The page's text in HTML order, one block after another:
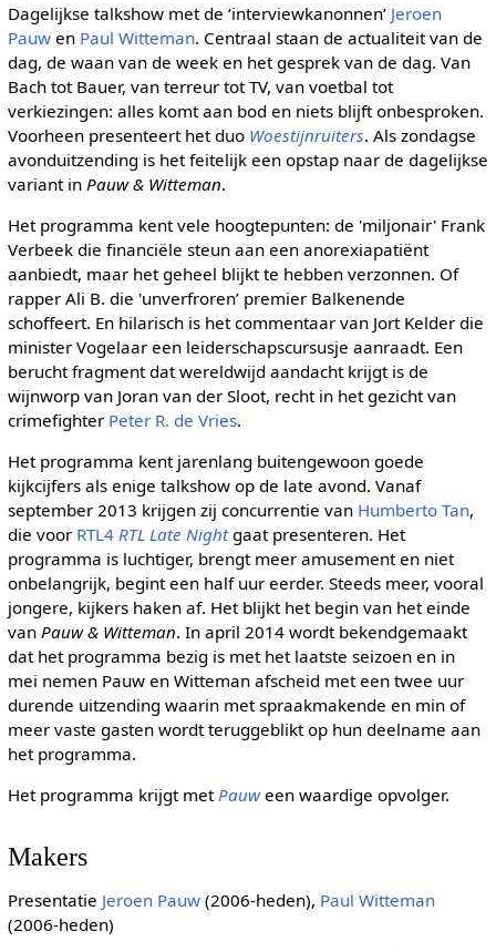
Dagelijkse talkshow met de ‘interviewkanonnen’ Jeroen
Pauwen Paul Witteman. Centraal staan de actualiteit van de
dag, de waan van de week en het gesprek van de dag. Van
Bach tot Bauer, van terreur tot TV, van voetbal tot
verkiezingen: alles komt aan bod en niets blijft onbesproken.
Voorheen presenteert het duo Woestijnruiters. Als zondagse
avonduitzending is het feitelijk een opstap naar de dagelijkse
variant in Pauw & Witteman.
Het programma kent vele hoogtepunten: de 'miljonair' Frank
Verbeek die financiële steun aan een anorexiapatiënt
aanbiedt, maar het geheel blijkt te hebben verzonnen. Of
rapper Ali B. die 'unverfroren’ premier Balkenende
schoffeert. En hilarisch is het commentaar van Jort Kelder die
minister Vogelaar een leiderschapscursusje aanraadt. Een
berucht fragment dat wereldwijd aandacht krijgt is de
wijnworp van Joran van der Sloot, recht in het gezicht van
crimefighter Peter R. de Vries.
Het programma kent jarenlang buitengewoon goede
kijkcijfers als enige talkshow op de late avond. Vanaf
september 2013 krijgen zij concurrentie van Humberto Tan,
die voor RTL4 RTL Late Nightgaat presenteren. Het
programma is luchtiger, brengt meer amusement en niet
onbelangrijk, begint een half uur eerder. Steeds meer, vooral
jongere, kijkers haken af. Het blijkt het begin van het einde
van Pauw & Witteman. In april 2014 wordt bekendgemaakt
dat het programma bezig is met het laatste seizoen en in
mei nemen Pauw en Witteman afscheid met een twee uur
durende uitzending waarin met spraakmakende en min of
meer vaste gasten wordt teruggeblikt op hun deelname aan
het programma.
Het programma krijgt metPauween waardige opvolger.
Makers
Presentatie Jeroen Pauw(2006-heden), Paul Witteman
(2006-heden)